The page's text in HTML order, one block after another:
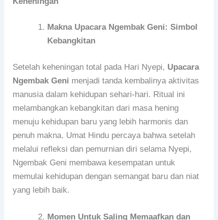
Makna Upacara Ngembak Geni: Simbol
Kebangkitan
Setelah keheningan total pada Hari Nyepi, Upacara
Ngembak Geni menjadi tanda kembalinya aktivitas
manusia dalam kehidupan sehari-hari. Ritual ini
melambangkan kebangkitan dari masa hening
menuju kehidupan baru yang lebih harmonis dan
penuh makna. Umat Hindu percaya bahwa setelah
melalui refleksi dan pemurnian diri selama Nyepi,
Ngembak Geni membawa kesempatan untuk
memulai kehidupan dengan semangat baru dan niat
yang lebih baik.
Momen Untuk Saling Memaafkan dan